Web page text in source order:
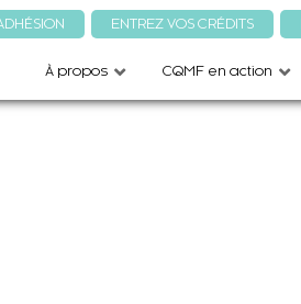
ENTREZ VOS CRÉDITS
À propos CQMF en action